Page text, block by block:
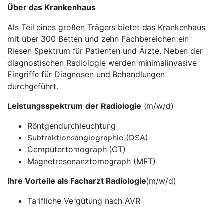
Über das Krankenhaus
Als Teil eines großen Trägers bietet das Krankenhaus
mit über 300 Betten und zehn Fachbereichen ein
Riesen Spektrum für Patienten und Ärzte. Neben der
diagnostischen Radiologie werden minimalinvasive
Eingriffe für Diagnosen und Behandlungen
durchgeführt.
Leistungsspektrum der Radiologie (m/w/d)
Röntgendurchleuchtung
Subtraktionsangiographie (DSA)
Computertomograph (CT)
Magnetresonanztomograph (MRT)
Ihre Vorteile als Facharzt Radiologie(m/w/d)
Tarifliche Vergütung nach AVR